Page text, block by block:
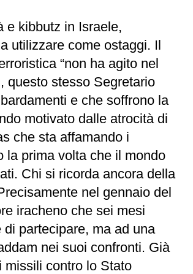
e kibbutz in Israele,
utilizzare come ostaggi. Il
“non ha agito nel
questo stesso Segretario
e che soffrono la
motivato dalle atrocità di
che sta affamando i
la prima volta che il mondo
Chi si ricorda ancora della
nel gennaio del
iracheno che sei mesi
partecipare, ma ad una
nei suoi confronti. Già
missili contro lo Stato